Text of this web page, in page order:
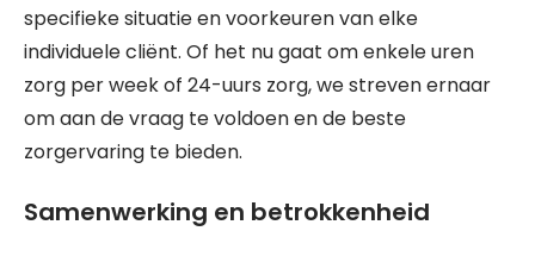
specifieke situatie en voorkeuren van elke
individuele cliënt. Of het nu gaat om enkele uren
zorg per week of 24-uurs zorg, we streven ernaar
om aan de vraag te voldoen en de beste
zorgervaring te bieden.
Samenwerking en betrokkenheid